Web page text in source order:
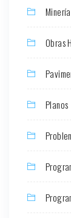
Minería
Obras
Planos